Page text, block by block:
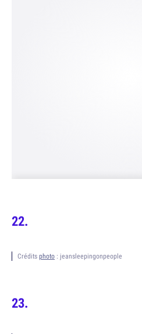
Crédits photo : jeansleepingonpeople